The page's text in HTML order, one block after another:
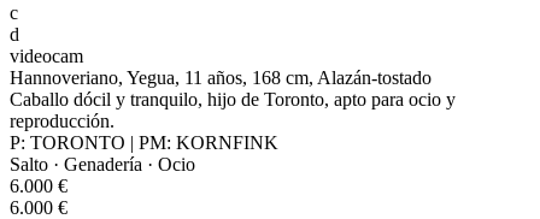
c
d
videocam
Hannoveriano, Yegua, 11 años, 168 cm, Alazán-tostado
Caballo dócil y tranquilo, hijo de Toronto, apto para ocio y
reproducción.
P: TORONTO | PM: KORNFINK
Salto · Genadería · Ocio
6.000 €
6.000 €